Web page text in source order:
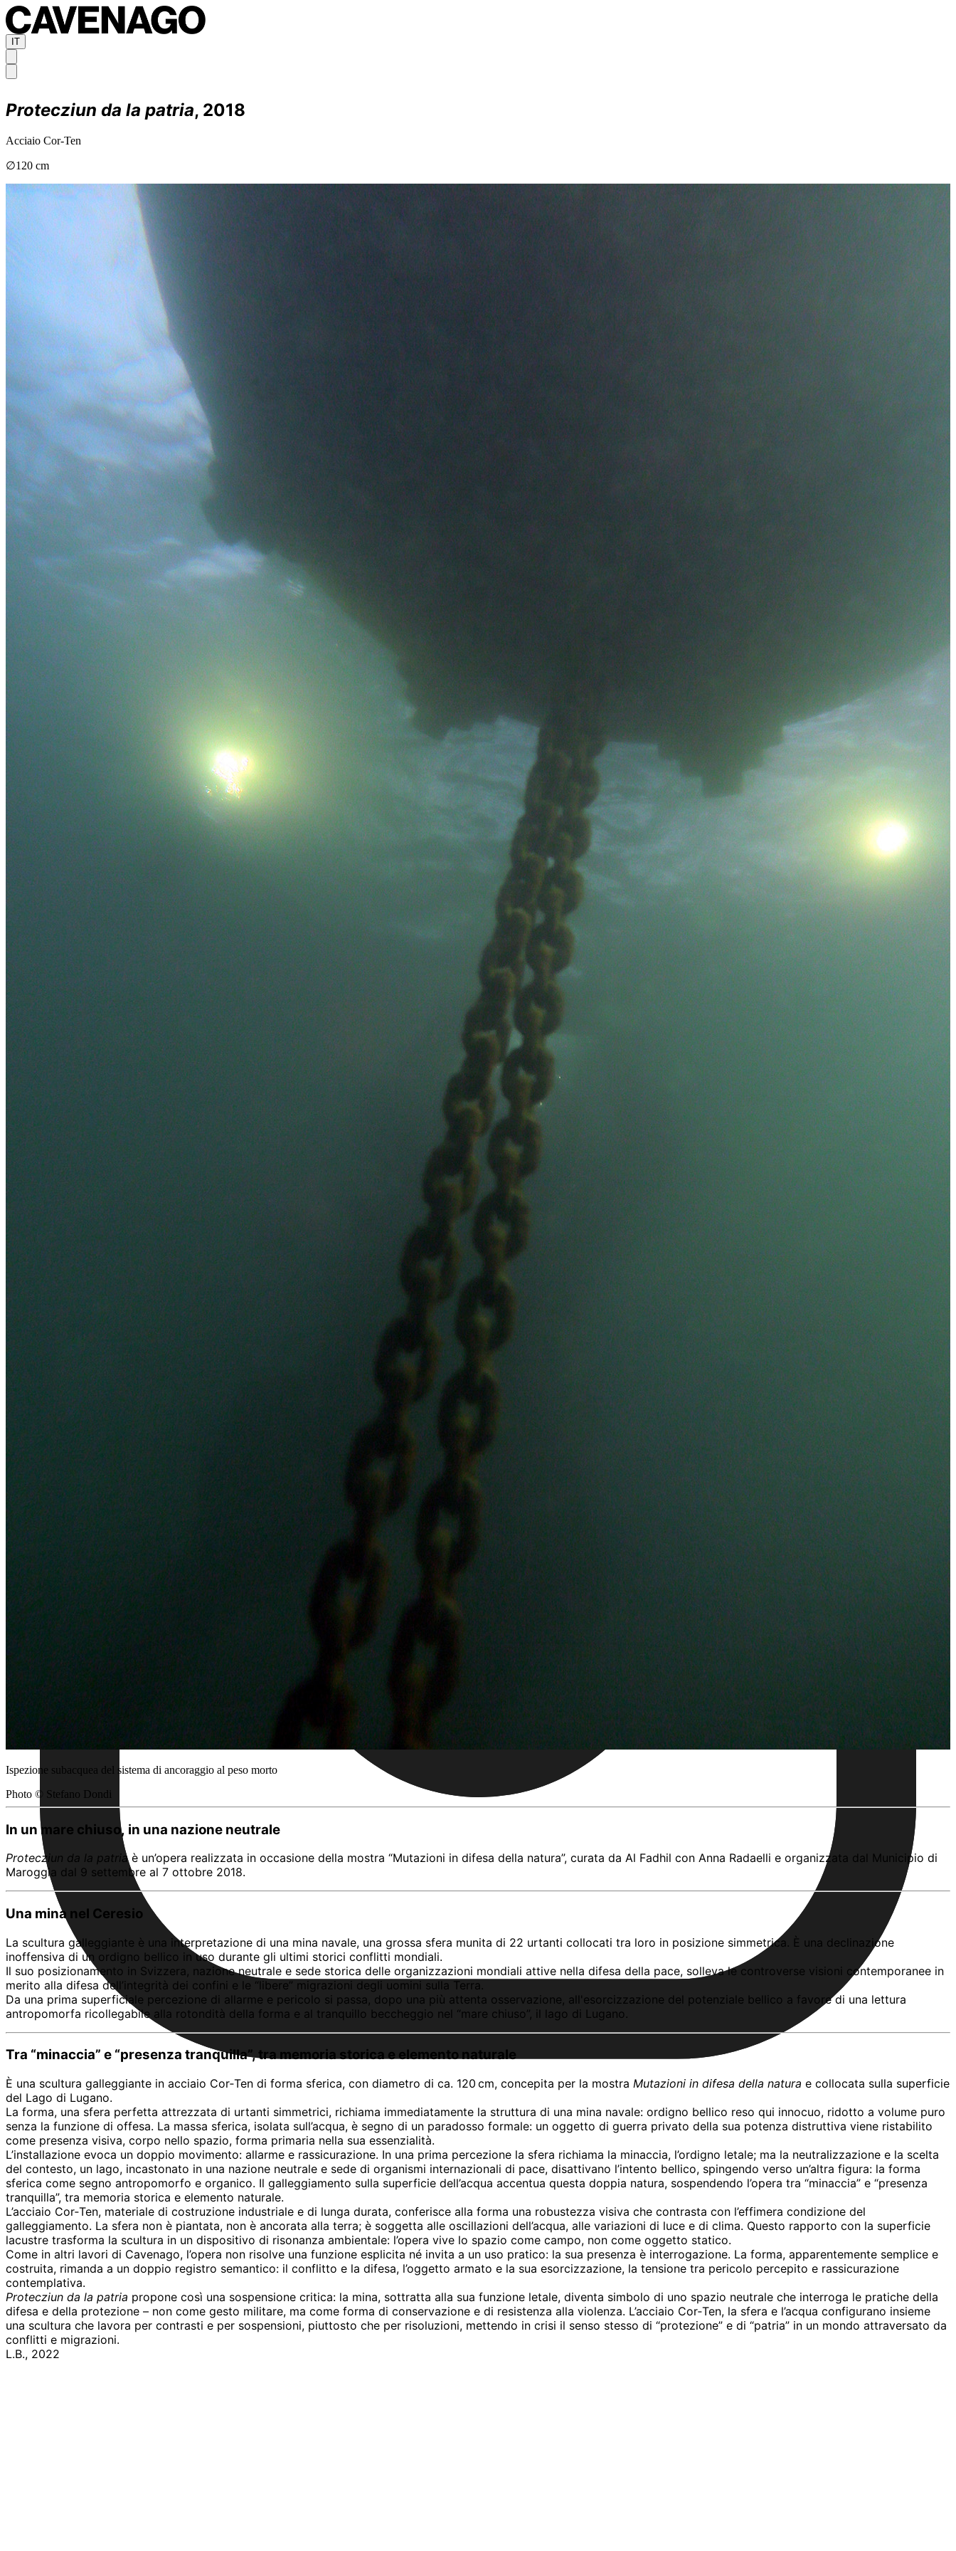
IT
Protecziun da la patria, 2018
Acciaio Cor-Ten
∅120 cm
Ispezione subacquea del sistema di ancoraggio al peso morto
Photo © Stefano Dondi
In un mare chiuso, in una nazione neutrale
Protecziun da la patriaè un’opera realizzata in occasione della mostra “Mutazioni in difesa della natura”, curata da Al Fadhil con Anna Radaelli e organizzata dal Municipio di
Maroggia dal 9 settembre al 7 ottobre 2018.
Una mina nel Ceresio
La scultura galleggiante è una interpretazione di una mina navale, una grossa sfera munita di 22 urtanti collocati tra loro in posizione simmetrica. È una declinazione
inoffensiva di un ordigno bellico in uso durante gli ultimi storici conflitti mondiali.
Il suo posizionamento in Svizzera, nazione neutrale e sede storica delle organizzazioni mondiali attive nella difesa della pace, solleva le controverse visioni contemporanee in
merito alla difesa dell’integrità dei confini e le “libere” migrazioni degli uomini sulla Terra.
Da una prima superficiale percezione di allarme e pericolo si passa, dopo una più attenta osservazione, all'esorcizzazione del potenziale bellico a favore di una lettura
antropomorfa ricollegabile alla rotondità della forma e al tranquillo beccheggio nel “mare chiuso”, il lago di Lugano.
Tra “minaccia” e “presenza tranquilla”, tra memoria storica e elemento naturale
È una scultura galleggiante in acciaio Cor‑Ten di forma sferica, con diametro di ca. 120 cm, concepita per la mostra Mutazioni in difesa della natura e collocata sulla superficie
del Lago di Lugano.
La forma, una sfera perfetta attrezzata di urtanti simmetrici, richiama immediatamente la struttura di una mina navale: ordigno bellico reso qui innocuo, ridotto a volume puro
senza la funzione di offesa. La massa sferica, isolata sull’acqua, è segno di un paradosso formale: un oggetto di guerra privato della sua potenza distruttiva viene ristabilito
come presenza visiva, corpo nello spazio, forma primaria nella sua essenzialità.
L’installazione evoca un doppio movimento: allarme e rassicurazione. In una prima percezione la sfera richiama la minaccia, l’ordigno letale; ma la neutralizzazione e la scelta
del contesto, un lago, incastonato in una nazione neutrale e sede di organismi internazionali di pace, disattivano l’intento bellico, spingendo verso un’altra figura: la forma
sferica come segno antropomorfo e organico. Il galleggiamento sulla superficie dell’acqua accentua questa doppia natura, sospendendo l’opera tra “minaccia” e “presenza
tranquilla”, tra memoria storica e elemento naturale.
L’acciaio Cor‑Ten, materiale di costruzione industriale e di lunga durata, conferisce alla forma una robustezza visiva che contrasta con l’effimera condizione del
galleggiamento. La sfera non è piantata, non è ancorata alla terra; è soggetta alle oscillazioni dell’acqua, alle variazioni di luce e di clima. Questo rapporto con la superficie
lacustre trasforma la scultura in un dispositivo di risonanza ambientale: l’opera vive lo spazio come campo, non come oggetto statico.
Come in altri lavori di Cavenago, l’opera non risolve una funzione esplicita né invita a un uso pratico: la sua presenza è interrogazione. La forma, apparentemente semplice e
costruita, rimanda a un doppio registro semantico: il conflitto e la difesa, l’oggetto armato e la sua esorcizzazione, la tensione tra pericolo percepito e rassicurazione
contemplativa.
Protecziun da la patria propone così una sospensione critica: la mina, sottratta alla sua funzione letale, diventa simbolo di uno spazio neutrale che interroga le pratiche della
difesa e della protezione – non come gesto militare, ma come forma di conservazione e di resistenza alla violenza. L’acciaio Cor‑Ten, la sfera e l’acqua configurano insieme
una scultura che lavora per contrasti e per sospensioni, piuttosto che per risoluzioni, mettendo in crisi il senso stesso di “protezione” e di “patria” in un mondo attraversato da
conflitti e migrazioni.
L.B., 2022